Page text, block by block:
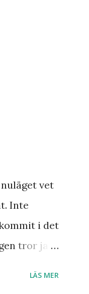
vet
Inte
i det
tror jag
LÄS MER